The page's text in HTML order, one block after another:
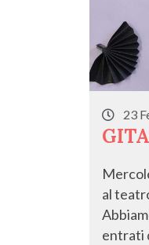
23
al
entrati